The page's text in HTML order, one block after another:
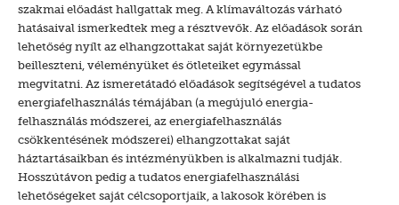
szakmai előadást hallgattak meg. A klímaváltozás várható
hatásaival ismerkedtek meg a résztvevők. Az előadások során
lehetőség nyílt az elhangzottakat saját környezetükbe
beilleszteni, véleményüket és ötleteiket egymással
megvitatni. Az ismeretátadó előadások segítségével a tudatos
energiafelhasználás témájában (a megújuló energia-
felhasználás módszerei, az energiafelhasználás
csökkentésének módszerei) elhangzottakat saját
háztartásaikban és intézményükben is alkalmazni tudják.
Hosszútávon pedig a tudatos energiafelhasználási
lehetőségeket saját célcsoportjaik, a lakosok körében is